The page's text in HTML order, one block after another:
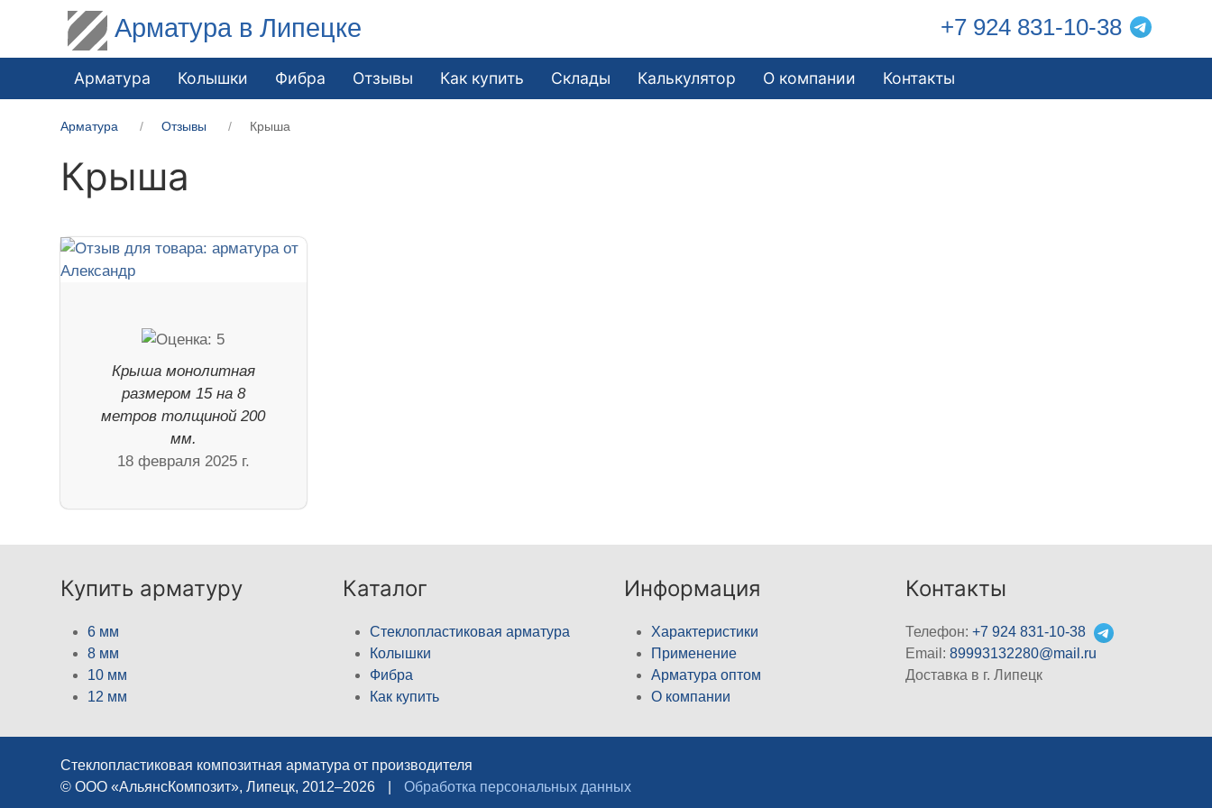
Арматура в Липецке +7 924 831-10-38
Арматура Колышки Фибра Отзывы Как купить Склады Калькулятор О компании Контакты
Арматура Отзывы Крыша
Крыша
Крыша монолитная
размером 15 на 8
метров толщиной 200
мм.
18 февраля 2025 г.
Купить арматуру
6 мм
8 мм
10 мм
12 мм
Каталог
Стеклопластиковая арматура
Колышки
Фибра
Как купить
Информация
Характеристики
Применение
Арматура оптом
О компании
Контакты
Телефон:+7 924 831-10-38
Email:89993132280@mail.ru
Доставка в г. Липецк
Стеклопластиковая композитная арматура от производителя
© ООО «АльянсКомпозит», Липецк, 2012–2026
Обработка персональных данных